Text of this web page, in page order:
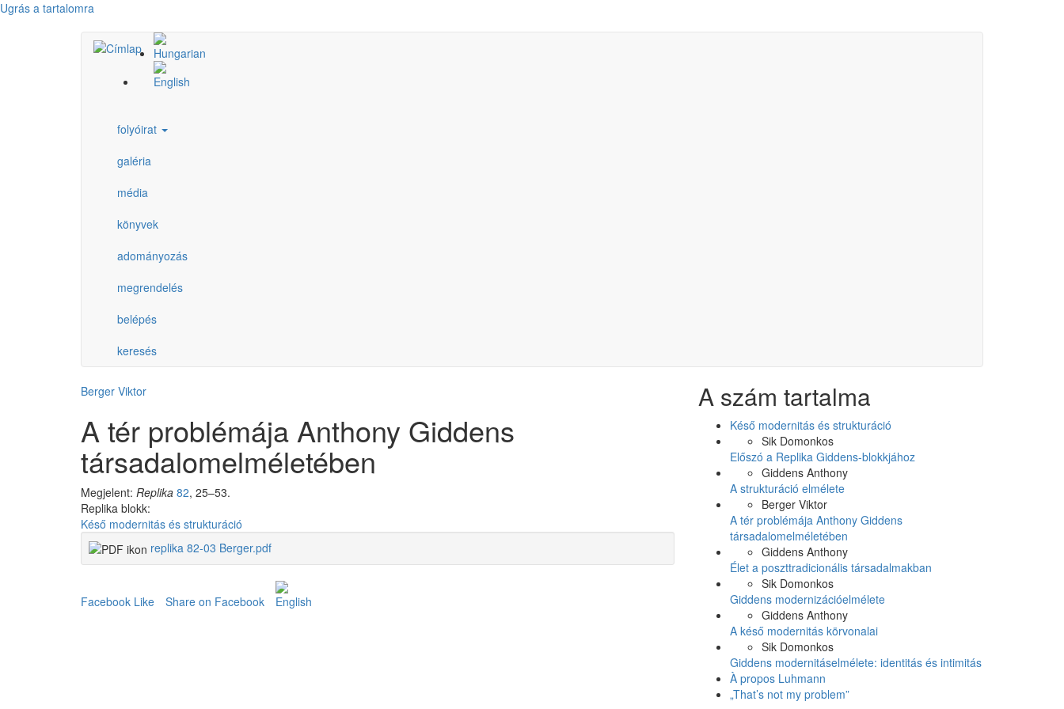
Ugrás a tartalomra
folyóirat
galéria
média
könyvek
adományozás
megrendelés
belépés
keresés
Berger Viktor
A tér problémája Anthony Giddens
társadalomelméletében
Megjelent: Replika 82, 25–53.
Replika blokk:
Késő modernitás és strukturáció
replika 82-03 Berger.pdf
Facebook Like Share on Facebook
A szám tartalma
Késő modernitás és strukturáció
Sik Domonkos
Előszó a Replika Giddens-blokkjához
Giddens Anthony
A strukturáció elmélete
Berger Viktor
A tér problémája Anthony Giddens
társadalomelméletében
Giddens Anthony
Élet a poszttradicionális társadalmakban
Sik Domonkos
Giddens modernizációelmélete
Giddens Anthony
A késő modernitás körvonalai
Sik Domonkos
Giddens modernitáselmélete: identitás és intimitás
À propos Luhmann
„That’s not my problem”